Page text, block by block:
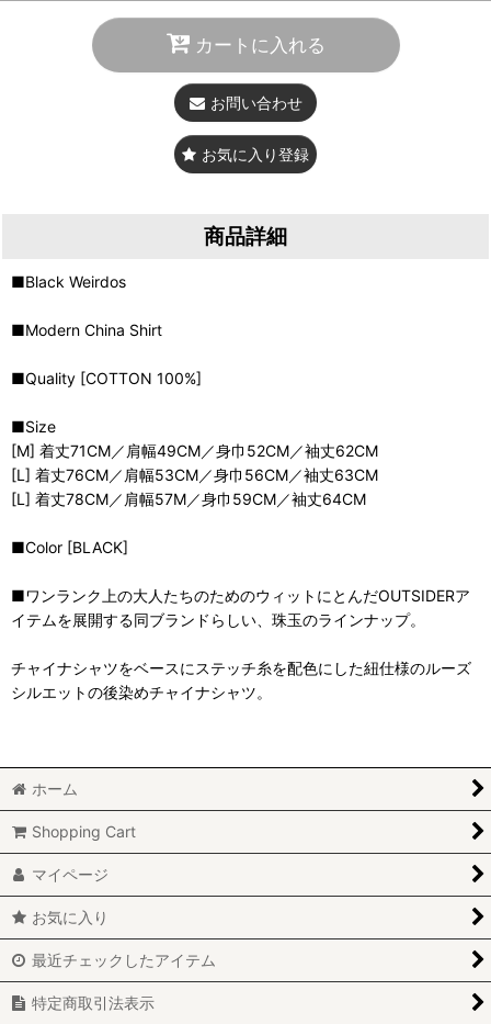
カートに入れる
お問い合わせ
お気に入り登録
商品詳細
■Black Weirdos
■Modern China Shirt
■Quality [COTTON 100%]
■Size
[M] 着丈71CM／肩幅49CM／身巾52CM／袖丈62CM
[L] 着丈76CM／肩幅53CM／身巾56CM／袖丈63CM
[L] 着丈78CM／肩幅57M／身巾59CM／袖丈64CM
■Color [BLACK]
■ワンランク上の大人たちのためのウィットにとんだOUTSIDERア
イテムを展開する同ブランドらしい、珠玉のラインナップ。
チャイナシャツをベースにステッチ糸を配色にした紐仕様のルーズ
シルエットの後染めチャイナシャツ。
ホーム
Shopping Cart
マイページ
お気に入り
最近チェックしたアイテム
特定商取引法表示